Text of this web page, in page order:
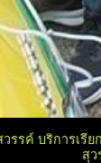
รรค์ บริการเรี
สุว